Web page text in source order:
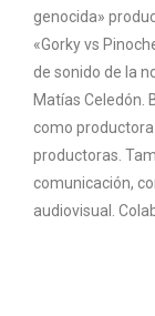
genocida»
«Gorky vs
de sonido de la
Matías Celedón.
como
productoras.
comunicación,
audiovisual.